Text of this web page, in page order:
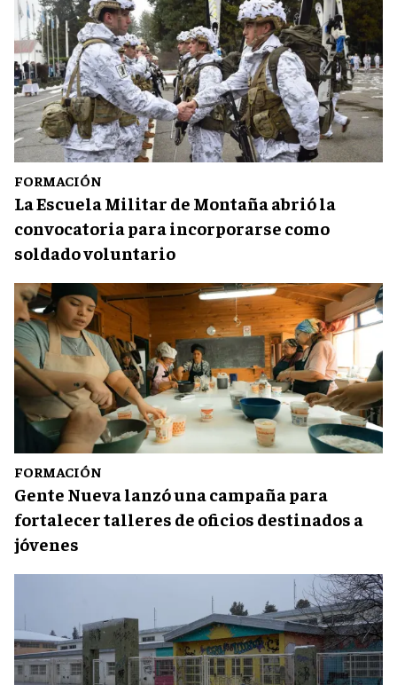
FORMACIÓN
La Escuela Militar de Montaña abrió la
convocatoria para incorporarse como
soldado voluntario
FORMACIÓN
Gente Nueva lanzó una campaña para
fortalecer talleres de oficios destinados a
jóvenes